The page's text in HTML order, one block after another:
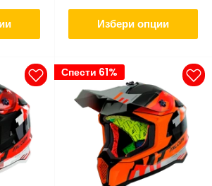
Избери опции
Спести 61%